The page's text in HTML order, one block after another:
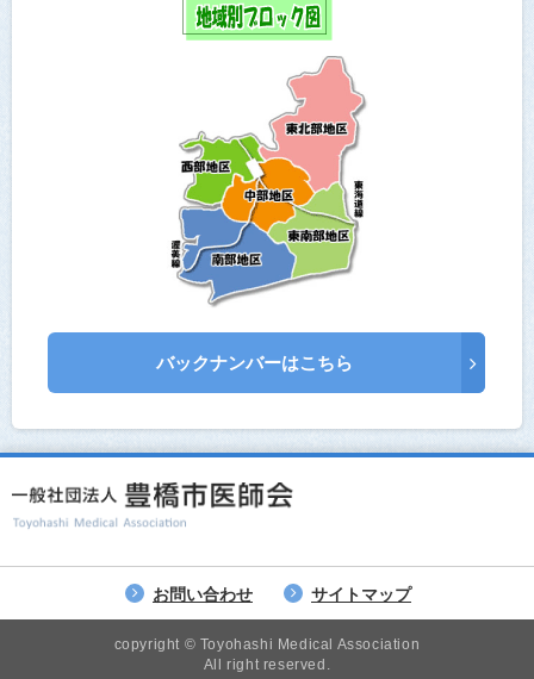
バックナンバーはこちら
お問い合わせ サイトマップ
copyright © Toyohashi Medical Association
All right reserved.